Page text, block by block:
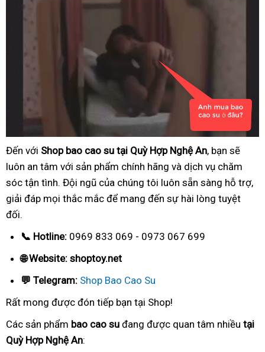
Đến với Shop bao cao su tại Quỳ Hợp Nghệ An, bạn sẽ
luôn an tâm với sản phẩm chính hãng và dịch vụ chăm
sóc tận tình. Đội ngũ của chúng tôi luôn sẵn sàng hỗ trợ,
giải đáp mọi thắc mắc để mang đến sự hài lòng tuyệt
đối.
📞 Hotline: 0969 833 069 - 0973 067 699
🌐 Website: shoptoy.net
💬 Telegram: Shop Bao Cao Su
Rất mong được đón tiếp bạn tại Shop!
Các sản phẩm bao cao su đang được quan tâm nhiều tại
Quỳ Hợp Nghệ An: